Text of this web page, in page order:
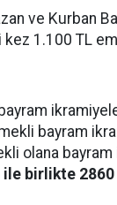
ve Kurban
kez 1.100 TL
bayram
olana bayram
ile birlikte